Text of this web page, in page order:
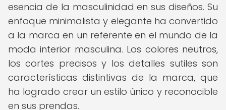
esencia de la masculinidad en sus diseños. Su
enfoque minimalista y elegante ha convertido
a la marca en un referente en el mundo de la
moda interior masculina. Los colores neutros,
los cortes precisos y los detalles sutiles son
características distintivas de la marca, que
ha logrado crear un estilo único y reconocible
en sus prendas.